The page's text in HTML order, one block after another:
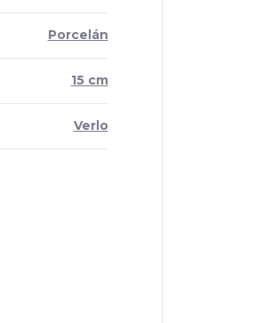
Porcelán
15 cm
Verlo